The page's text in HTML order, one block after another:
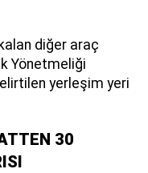
kalan diğer araç
Yönetmeliği
yerleşim yeri
30